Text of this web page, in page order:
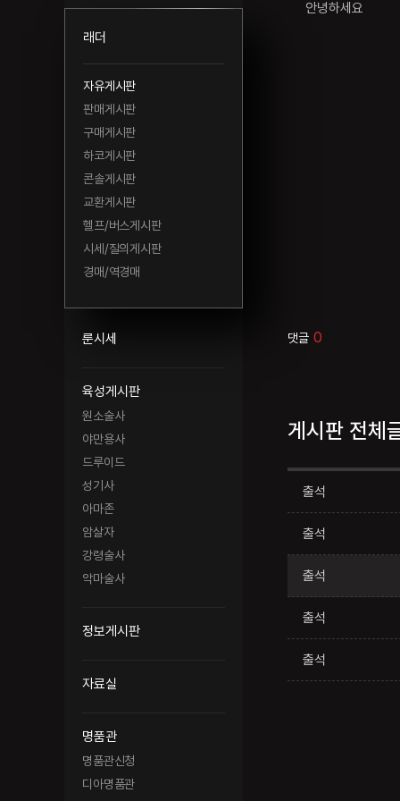
래더
자유게시판
판매게시판
구매게시판
하코게시판
콘솔게시판
교환게시판
헬프/버스게시판
시세/질의게시판
경매/역경매
룬시세
육성게시판
원소술사
야만용사
드루이드
성기사
아마존
암살자
강령술사
악마술사
정보게시판
자료실
명품관
명품관신청
디아명품관
안녕하세요
댓글 0
게시판 전체
출석
출석
출석
출석
출석